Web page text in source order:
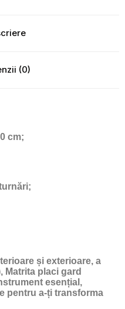
(0)
cm;
și exterioare, a
Matrita placi gard
esențial,
pentru a-ți transforma